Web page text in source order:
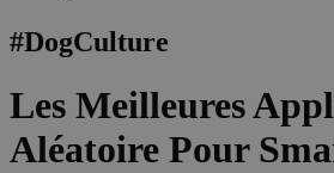
#DogCulture
Les Meilleures
Aléatoire Pour